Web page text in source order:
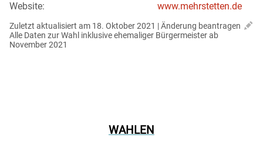
Website:
www.mehrstetten.de
Zuletzt aktualisiert am 18. Oktober 2021 | Änderung beantragen
Alle Daten zur Wahl inklusive ehemaliger Bürgermeister ab
November 2021
WAHLEN